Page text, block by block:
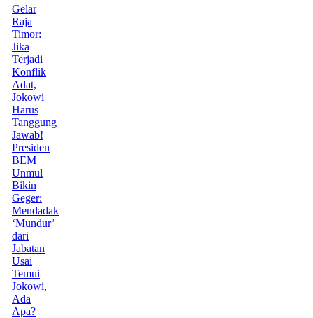
Gelar
Raja
Timor:
Jika
Terjadi
Konflik
Adat,
Jokowi
Harus
Tanggung
Jawab!
Presiden
BEM
Unmul
Bikin
Geger:
Mendadak
‘Mundur’
dari
Jabatan
Usai
Temui
Jokowi,
Ada
Apa?